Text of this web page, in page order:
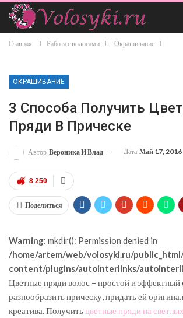
Главная Работа с волосами Окрашивание
ОКРАШИВАНИЕ
3 Способа Получить
Пряди В Прическе
Автор Вероника И Влад Дата Май 17, 2016
8 250
Поделиться
Warning: mkdir(): Permission denied in
/home/artem/web/volosyki.ru/
content/plugins/autointerlinks/
Цветные пряди волос – простой и эффектный
разнообразить прическу, придать ей
креатива. Получитьцветные пряди на